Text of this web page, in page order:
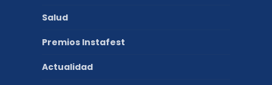
Salud
Premios Instafest
Actualidad